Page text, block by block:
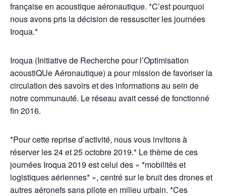
française en acoustique aéronautique. *C’est pourquoi
nous avons pris la décision de ressusciter les journées
Iroqua.*
Iroqua (Initiative de Recherche pour l’Optimisation
acoustiQUe Aéronautique) a pour mission de favoriser la
circulation des savoirs et des informations au sein de
notre communauté. Le réseau avait cessé de fonctionné
fin 2016.
*Pour cette reprise d’activité, nous vous invitons à
réserver les 24 et 25 octobre 2019.* Le thème de ces
journées Iroqua 2019 est celui des « *mobilités et
logistiques aériennes* », centré sur le bruit des drones et
autres aéronefs sans pilote en milieu urbain. *Ces